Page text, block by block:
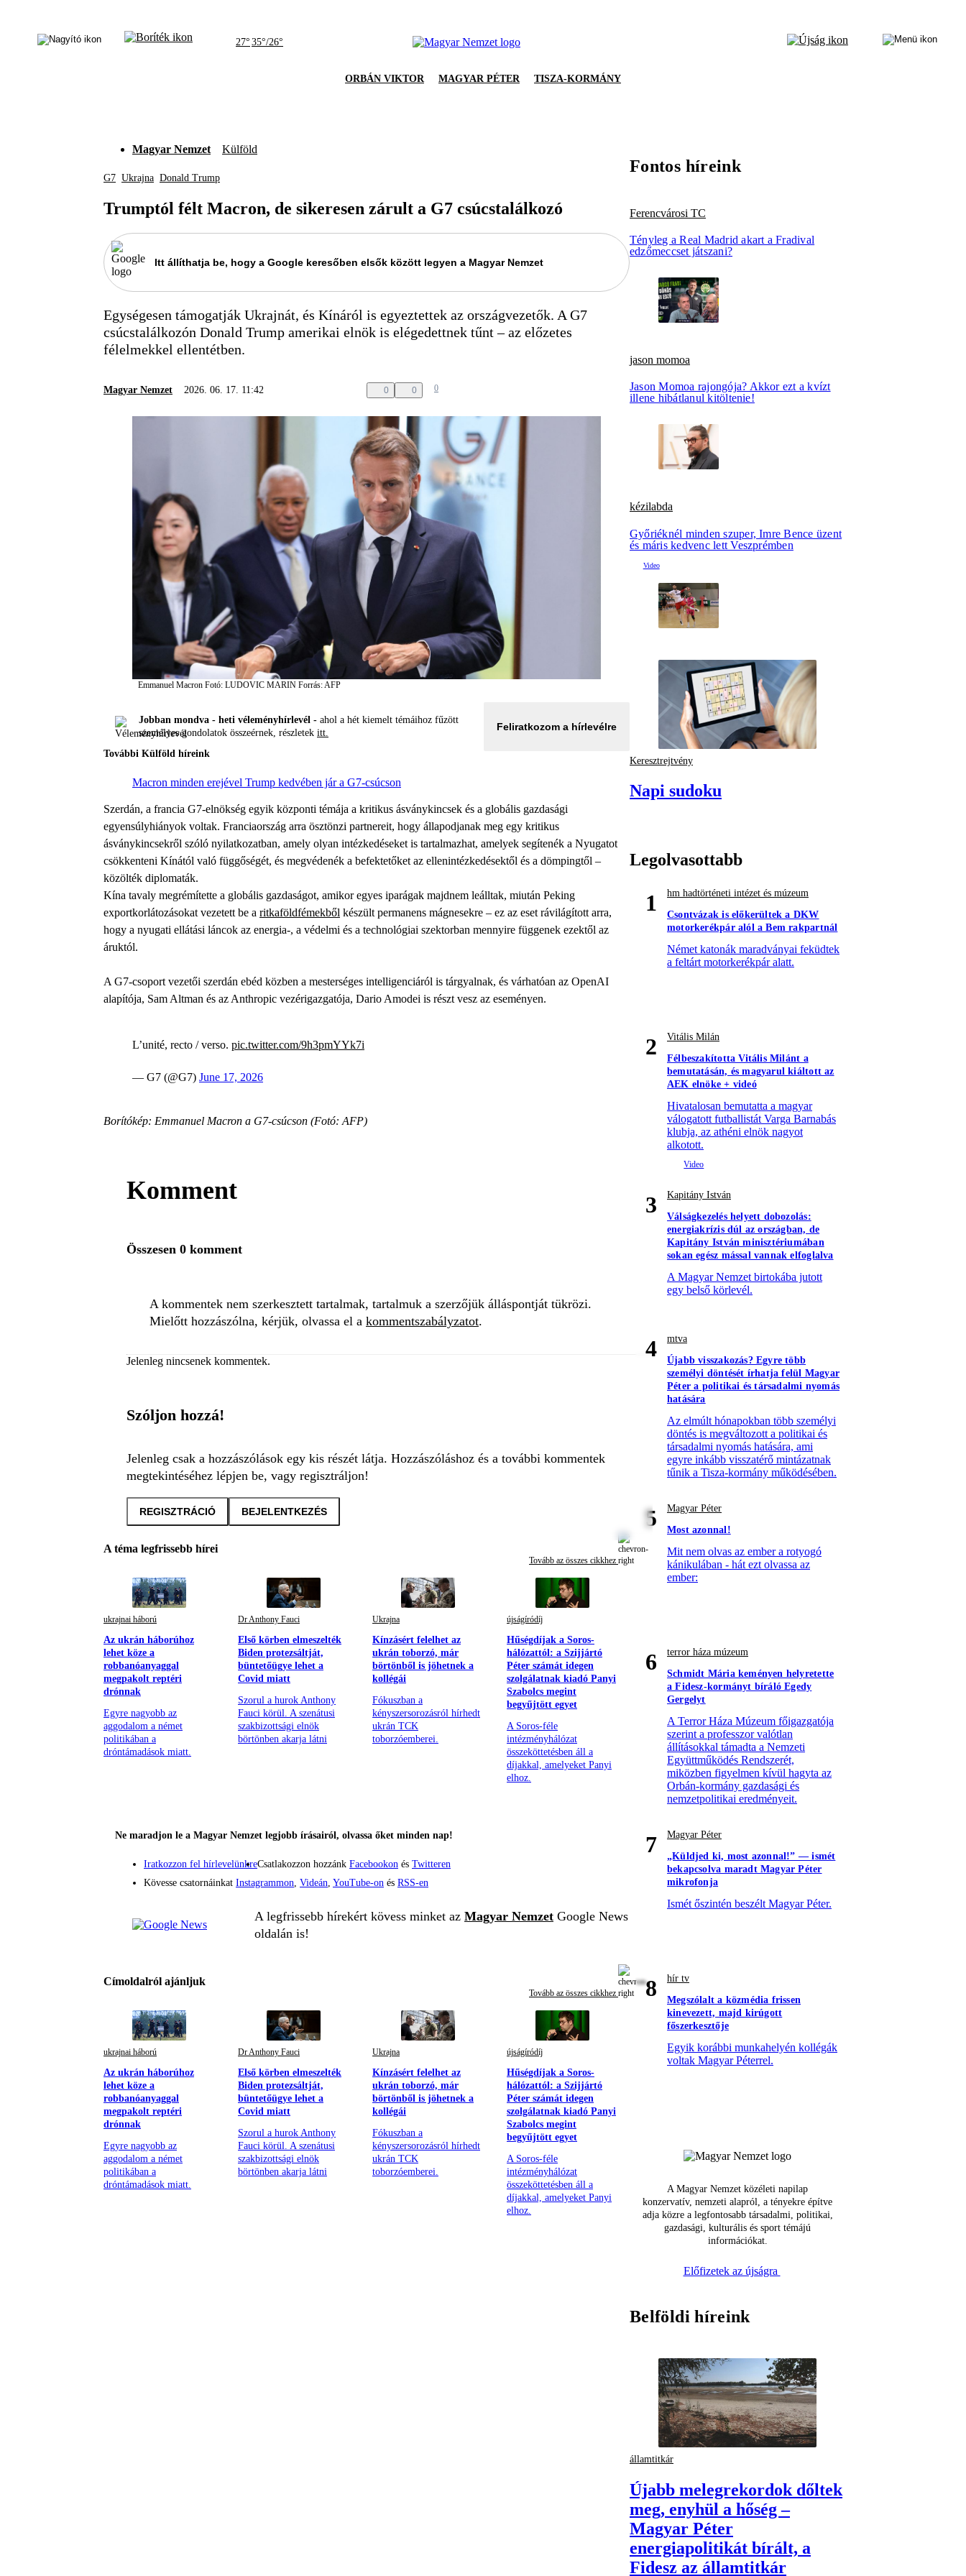
27° 35°/26°
ORBÁN VIKTOR MAGYAR PÉTER TISZA-KORMÁNY
Magyar Nemzet Külföld
G7 Ukrajna Donald Trump
Trumptól félt Macron, de sikeresen zárult a G7 csúcstalálkozó
Itt állíthatja be, hogy a Google keresőben elsők között legyen a Magyar Nemzet
Egységesen támogatják Ukrajnát, és Kínáról is egyeztettek az országvezetők. A G7
csúcstalálkozón Donald Trump amerikai elnök is elégedettnek tűnt – az előzetes
félelmekkel ellentétben.
Magyar Nemzet 2026. 06. 17. 11:42 0 0 0
Emmanuel Macron Fotó: LUDOVIC MARIN Forrás: AFP
Jobban mondva - heti véleményhírlevél - ahol a hét kiemelt témáihoz fűzött
személyes gondolatok összeérnek, részletek itt.
Feliratkozom a hírlevélre
További Külföld híreink
Macron minden erejével Trump kedvében jár a G7-csúcson
Szerdán, a francia G7-elnökség egyik központi témája a kritikus ásványkincsek és a globális gazdasági
egyensúlyhiányok voltak. Franciaország arra ösztönzi partnereit, hogy állapodjanak meg egy kritikus
ásványkincsekről szóló nyilatkozatban, amely olyan intézkedéseket is tartalmazhat, amelyek segítenék a Nyugatot
csökkenteni Kínától való függőségét, és megvédenék a befektetőket az ellenintézkedésektől és a dömpingtől –
közölték diplomaták.
Kína tavaly megrémítette a globális gazdaságot, amikor egyes iparágak majdnem leálltak, miután Peking
exportkorlátozásokat vezetett be a ritkaföldfémekből készült permanens mágnesekre – ez az eset rávilágított arra,
hogy a nyugati ellátási láncok az energia-, a védelmi és a technológiai szektorban mennyire függenek ezektől az
áruktól.
A G7-csoport vezetői szerdán ebéd közben a mesterséges intelligenciáról is tárgyalnak, és várhatóan az OpenAI
alapítója, Sam Altman és az Anthropic vezérigazgatója, Dario Amodei is részt vesz az eseményen.
L’unité, recto / verso. pic.twitter.com/9h3pmYYk7i
— G7 (@G7) June 17, 2026
Borítókép: Emmanuel Macron a G7-csúcson (Fotó: AFP)
Komment
Összesen 0 komment
A kommentek nem szerkesztett tartalmak, tartalmuk a szerzőjük álláspontját tükrözi.
Mielőtt hozzászólna, kérjük, olvassa el a kommentszabályzatot.
Jelenleg nincsenek kommentek.
Szóljon hozzá!
Jelenleg csak a hozzászólások egy kis részét látja. Hozzászóláshoz és a további kommentek
megtekintéséhez lépjen be, vagy regisztráljon!
REGISZTRÁCIÓ BEJELENTKEZÉS
A téma legfrissebb hírei
Tovább az összes cikkhez
ukrajnai háború
Az ukrán háborúhoz
lehet köze a
robbanóanyaggal
megpakolt reptéri
drónnak
Egyre nagyobb az
aggodalom a német
politikában a
dróntámadások miatt.
Dr Anthony Fauci
Első körben elmeszelték
Biden protezsáltját,
büntetőügye lehet a
Covid miatt
Szorul a hurok Anthony
Fauci körül. A szenátusi
szakbizottsági elnök
börtönben akarja látni
Ukrajna
Kínzásért felelhet az
ukrán toborzó, már
börtönből is jöhetnek a
kollégái
Fókuszban a
kényszersorozásról hírhedt
ukrán TCK
toborzóemberei.
újságíródíj
Hűségdíjak a Soros-
hálózattól: a Szijjártó
Péter számát idegen
szolgálatnak kiadó Panyi
Szabolcs megint
begyűjtött egyet
A Soros-féle
intézményhálózat
összeköttetésben áll a
díjakkal, amelyeket Panyi
elhoz.
Ne maradjon le a Magyar Nemzet legjobb írásairól, olvassa őket minden nap!
Iratkozzon fel hírlevelünkreCsatlakozzon hozzánk Facebookon és Twitteren
Kövesse csatornáinkat Instagrammon Videán YouTube-on és RSS-en
A legfrissebb hírekért kövess minket az Magyar Nemzet Google News
oldalán is!
Címoldalról ajánljuk
Tovább az összes cikkhez
ukrajnai háború
Az ukrán háborúhoz
lehet köze a
robbanóanyaggal
megpakolt reptéri
drónnak
Egyre nagyobb az
aggodalom a német
politikában a
dróntámadások miatt.
Dr Anthony Fauci
Első körben elmeszelték
Biden protezsáltját,
büntetőügye lehet a
Covid miatt
Szorul a hurok Anthony
Fauci körül. A szenátusi
szakbizottsági elnök
börtönben akarja látni
Ukrajna
Kínzásért felelhet az
ukrán toborzó, már
börtönből is jöhetnek a
kollégái
Fókuszban a
kényszersorozásról hírhedt
ukrán TCK
toborzóemberei.
újságíródíj
Hűségdíjak a Soros-
hálózattól: a Szijjártó
Péter számát idegen
szolgálatnak kiadó Panyi
Szabolcs megint
begyűjtött egyet
A Soros-féle
intézményhálózat
összeköttetésben áll a
díjakkal, amelyeket Panyi
elhoz.
Fontos híreink
Ferencvárosi TC
Tényleg a Real Madrid akart a Fradival
edzőmeccset játszani?
jason momoa
Jason Momoa rajongója? Akkor ezt a kvízt
illene hibátlanul kitöltenie!
kézilabda
Győriéknél minden szuper, Imre Bence üzent
és máris kedvenc lett Veszprémben
Keresztrejtvény
Napi sudoku
Legolvasottabb
1
hm hadtörténeti intézet és múzeum
Csontvázak is előkerültek a DKW
motorkerékpár alól a Bem rakpartnál
Német katonák maradványai feküdtek
a feltárt motorkerékpár alatt.
2
Vitális Milán
Félbeszakította Vitális Milánt a
bemutatásán, és magyarul kiáltott az
AEK elnöke + videó
Hivatalosan bemutatta a magyar
válogatott futballistát Varga Barnabás
klubja, az athéni elnök nagyot
alkotott.
3
Kapitány István
Válságkezelés helyett dobozolás:
energiakrízis dúl az országban, de
Kapitány István minisztériumában
sokan egész mással vannak elfoglalva
A Magyar Nemzet birtokába jutott
egy belső körlevél.
4
mtva
Újabb visszakozás? Egyre több
személyi döntését írhatja felül Magyar
Péter a politikai és társadalmi nyomás
hatására
Az elmúlt hónapokban több személyi
döntés is megváltozott a politikai és
társadalmi nyomás hatására, ami
egyre inkább visszatérő mintázatnak
tűnik a Tisza-kormány működésében.
5
Magyar Péter
Most azonnal!
Mit nem olvas az ember a rotyogó
kánikulában - hát ezt olvassa az
ember:
6
terror háza múzeum
Schmidt Mária keményen helyretette
a Fidesz-kormányt bíráló Egedy
Gergelyt
A Terror Háza Múzeum főigazgatója
szerint a professzor valótlan
állításokkal támadta a Nemzeti
Együttműködés Rendszerét,
miközben figyelmen kívül hagyta az
Orbán-kormány gazdasági és
nemzetpolitikai eredményeit.
7
Magyar Péter
„Küldjed ki, most azonnal!” — ismét
bekapcsolva maradt Magyar Péter
mikrofonja
Ismét őszintén beszélt Magyar Péter.
8
hír tv
Megszólalt a közmédia frissen
kinevezett, majd kirúgott
főszerkesztője
Egyik korábbi munkahelyén kollégák
voltak Magyar Péterrel.
A Magyar Nemzet közéleti napilap
konzervatív, nemzeti alapról, a tényekre építve
adja közre a legfontosabb társadalmi, politikai,
gazdasági, kulturális és sport témájú
információkat.
Előfizetek az újságra
Belföldi híreink
államtitkár
Újabb melegrekordok dőltek
meg, enyhül a hőség –
Magyar Péter
energiapolitikát bírált, a
Fidesz az államtitkár